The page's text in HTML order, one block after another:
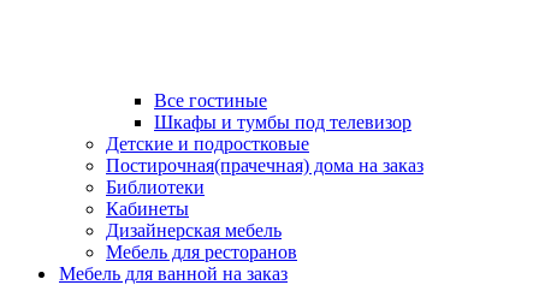
Все гостиные
Шкафы и тумбы под телевизор
Детские и подростковые
Постирочная(прачечная) дома на заказ
Библиотеки
Кабинеты
Дизайнерская мебель
Мебель для ресторанов
Мебель для ванной на заказ